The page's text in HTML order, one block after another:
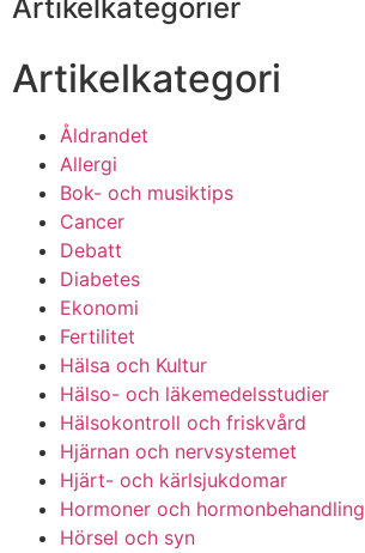
Artikelkategorier
Artikelkategori
Åldrandet
Allergi
Bok- och musiktips
Cancer
Debatt
Diabetes
Ekonomi
Fertilitet
Hälsa och Kultur
Hälso- och läkemedelsstudier
Hälsokontroll och friskvård
Hjärnan och nervsystemet
Hjärt- och kärlsjukdomar
Hormoner och hormonbehandling
Hörsel och syn